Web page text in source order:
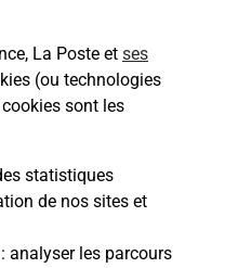
La Poste et ses
(ou technologies
sont les
statistiques
de nos sites et
: analyser les parcours